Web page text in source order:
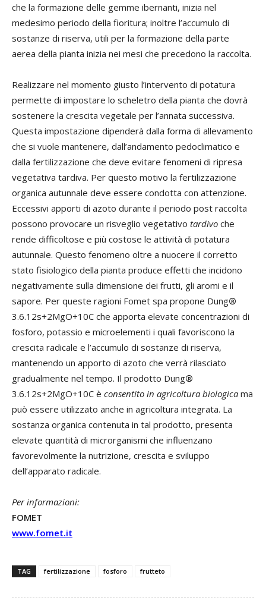
che la formazione delle gemme ibernanti, inizia nel
medesimo periodo della fioritura; inoltre l’accumulo di
sostanze di riserva, utili per la formazione della parte
aerea della pianta inizia nei mesi che precedono la raccolta.
Realizzare nel momento giusto l’intervento di potatura
permette di impostare lo scheletro della pianta che dovrà
sostenere la crescita vegetale per l’annata successiva.
Questa impostazione dipenderà dalla forma di allevamento
che si vuole mantenere, dall’andamento pedoclimatico e
dalla fertilizzazione che deve evitare fenomeni di ripresa
vegetativa tardiva. Per questo motivo la fertilizzazione
organica autunnale deve essere condotta con attenzione.
Eccessivi apporti di azoto durante il periodo post raccolta
possono provocare un risveglio vegetativo tardivo che
rende difficoltose e più costose le attività di potatura
autunnale. Questo fenomeno oltre a nuocere il corretto
stato fisiologico della pianta produce effetti che incidono
negativamente sulla dimensione dei frutti, gli aromi e il
sapore. Per queste ragioni Fomet spa propone Dung®
3.6.12s+2MgO+10C che apporta elevate concentrazioni di
fosforo, potassio e microelementi i quali favoriscono la
crescita radicale e l’accumulo di sostanze di riserva,
mantenendo un apporto di azoto che verrà rilasciato
gradualmente nel tempo. Il prodotto Dung®
3.6.12s+2MgO+10C è consentito in agricoltura biologica ma
può essere utilizzato anche in agricoltura integrata. La
sostanza organica contenuta in tal prodotto, presenta
elevate quantità di microrganismi che influenzano
favorevolmente la nutrizione, crescita e sviluppo
dell’apparato radicale.
Per informazioni:
FOMET
www.fomet.it
TAG fertilizzazione fosforo frutteto